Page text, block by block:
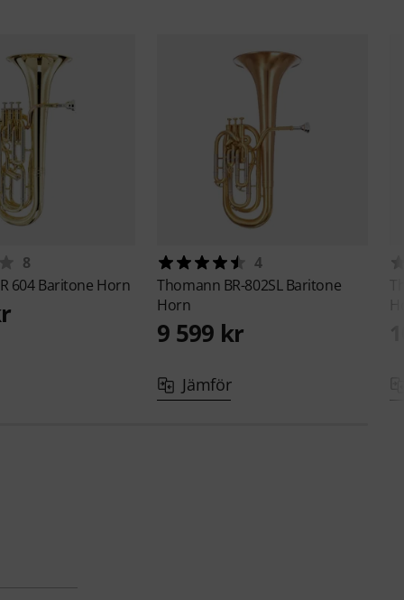
8
604 Baritone Horn
4
Thomann BR-802SL Baritone
Horn
9 599 kr
Jämför